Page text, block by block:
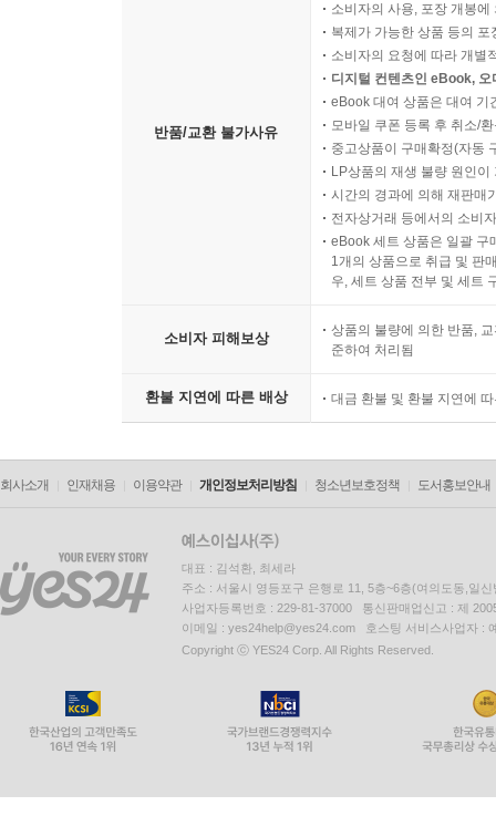
반품/교환 불가사유
소비자의 사용, 포장 개봉
복제가 가능한 상품 등의
소비자의 요청에 따라 개별
디지털 컨텐츠인 eBook,
eBook 대여 상품은 대여 기
모바일 쿠폰 등록 후 취소/
중고상품이 구매확정(자동
LP상품의 재생 불량 원인
시간의 경과에 의해 재판매
전자상거래 등에서의 소비
eBook 세트 상품은 일괄 구
1개의 상품으로 취급 및 판
우, 세트 상품 전부 및 세트
소비자 피해보상
상품의 불량에 의한 반품,
준하여 처리됨
환불 지연에 따른 배상 대금 환불 및 환불 지연에
회사소개 인재채용 이용약관 개인정보처리방침 청소년보호정책 도서홍보안내
대표 : 김석환, 최세라
주소 : 서울시 영등포구 은행로 11, 5층~6층(여의도동,일신
사업자등록번호 : 229-81-37000 통신판매업신고 : 제
이메일 : yes24help@yes24.com 호스팅 서비스사업자 :
Copyright ⓒ YES24 Corp. All Rights Reserved.